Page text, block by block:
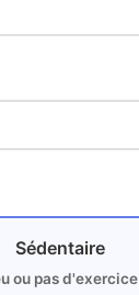
Sédentaire
ou pas d'exercice